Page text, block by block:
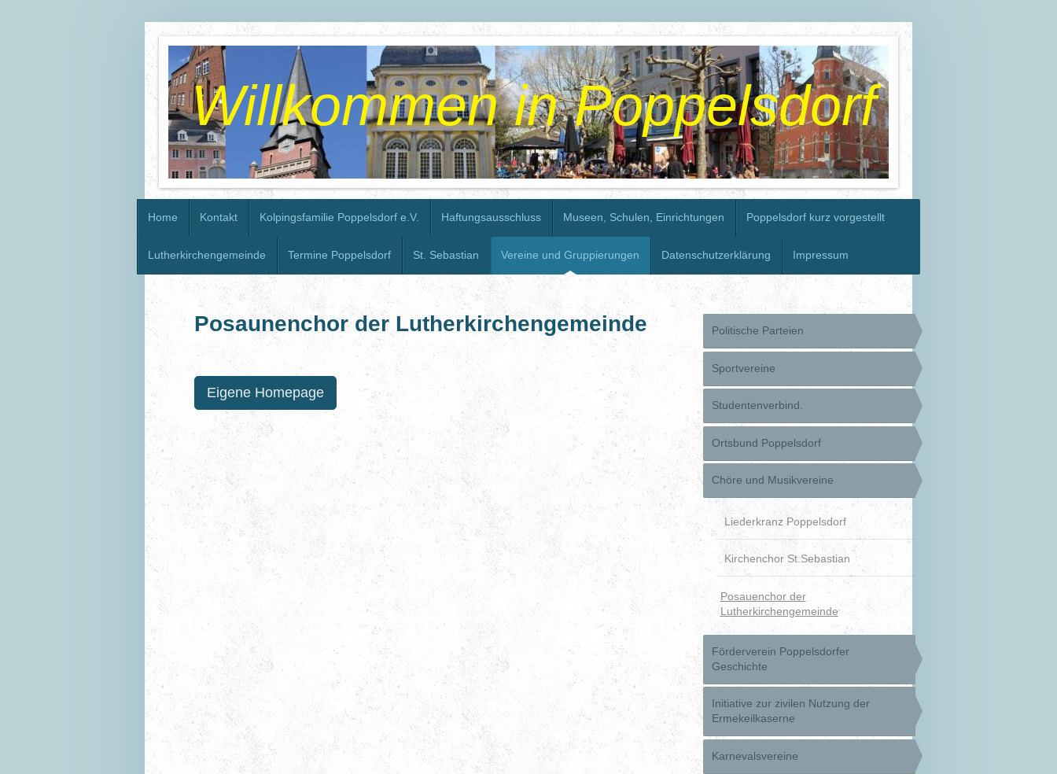
Willkommen in Poppelsdorf
Home Kontakt Kolpingsfamilie Poppelsdorf e.V. Haftungsausschluss Museen, Schulen, Einrichtungen Poppelsdorf kurz vorgestellt
Lutherkirchengemeinde Termine Poppelsdorf St. Sebastian Vereine und Gruppierungen Datenschutzerklärung Impressum
Posaunenchor der Lutherkirchengemeinde
Eigene Homepage
Politische Parteien
Sportvereine
Studentenverbind.
Ortsbund Poppelsdorf
Chöre und Musikvereine
Liederkranz Poppelsdorf
Kirchenchor St.Sebastian
Posauenchor der
Lutherkirchengemeinde
Förderverein Poppelsdorfer
Geschichte
Initiative zur zivilen Nutzung der
Ermekeilkaserne
Karnevalsvereine